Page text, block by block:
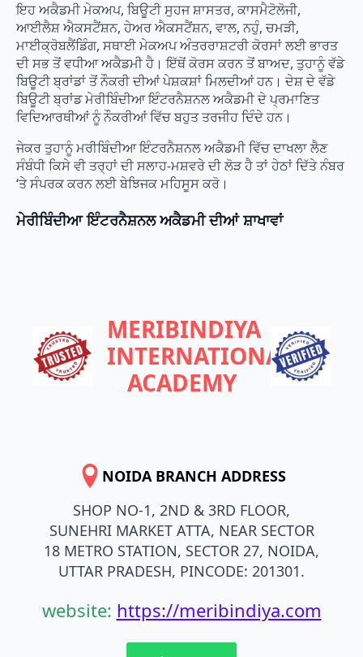
ਇਹ ਅਕੈਡਮੀ ਮੇਕਅਪ, ਬਿਊਟੀ ਸੁਹਜ ਸ਼ਾਸਤਰ, ਕਾਸਮੈਟੋਲੋਜੀ,
ਆਈਲੈਸ਼ ਐਕਸਟੈਂਸ਼ਨ, ਹੇਅਰ ਐਕਸਟੈਂਸ਼ਨ, ਵਾਲ, ਨਹੁੰ, ਚਮੜੀ,
ਮਾਈਕ੍ਰੋਬਲੈਂਡਿੰਗ, ਸਥਾਈ ਮੇਕਅਪ ਅੰਤਰਰਾਸ਼ਟਰੀ ਕੋਰਸਾਂ ਲਈ ਭਾਰਤ
ਦੀ ਸਭ ਤੋਂ ਵਧੀਆ ਅਕੈਡਮੀ ਹੈ। ਇੱਥੋਂ ਕੋਰਸ ਕਰਨ ਤੋਂ ਬਾਅਦ, ਤੁਹਾਨੂੰ ਵੱਡੇ
ਬਿਊਟੀ ਬ੍ਰਾਂਡਾਂ ਤੋਂ ਨੌਕਰੀ ਦੀਆਂ ਪੇਸ਼ਕਸ਼ਾਂ ਮਿਲਦੀਆਂ ਹਨ। ਦੇਸ਼ ਦੇ ਵੱਡੇ
ਬਿਊਟੀ ਬ੍ਰਾਂਡ ਮੇਰੀਬਿੰਦੀਆ ਇੰਟਰਨੈਸ਼ਨਲ ਅਕੈਡਮੀ ਦੇ ਪ੍ਰਮਾਣਿਤ
ਵਿਦਿਆਰਥੀਆਂ ਨੂੰ ਨੌਕਰੀਆਂ ਵਿੱਚ ਬਹੁਤ ਤਰਜੀਹ ਦਿੰਦੇ ਹਨ।
ਜੇਕਰ ਤੁਹਾਨੂੰ ਮਰੀਬਿੰਦੀਆ ਇੰਟਰਨੈਸ਼ਨਲ ਅਕੈਡਮੀ ਵਿੱਚ ਦਾਖਲਾ ਲੈਣ
ਸੰਬੰਧੀ ਕਿਸੇ ਵੀ ਤਰ੍ਹਾਂ ਦੀ ਸਲਾਹ-ਮਸ਼ਵਰੇ ਦੀ ਲੋੜ ਹੈ ਤਾਂ ਹੇਠਾਂ ਦਿੱਤੇ ਨੰਬਰ
‘ਤੇ ਸੰਪਰਕ ਕਰਨ ਲਈ ਬੇਝਿਜਕ ਮਹਿਸੂਸ ਕਰੋ।
ਮੇਰੀਬਿੰਦੀਆ ਇੰਟਰਨੈਸ਼ਨਲ ਅਕੈਡਮੀ ਦੀਆਂ ਸ਼ਾਖਾਵਾਂ
MERIBINDIYA
INTERNATIONAL
ACADEMY
NOIDA BRANCH ADDRESS
SHOP NO-1, 2ND & 3RD FLOOR,
SUNEHRI MARKET ATTA, NEAR SECTOR
18 METRO STATION, SECTOR 27, NOIDA,
UTTAR PRADESH, PINCODE: 201301.
website: https://meribindiya.com